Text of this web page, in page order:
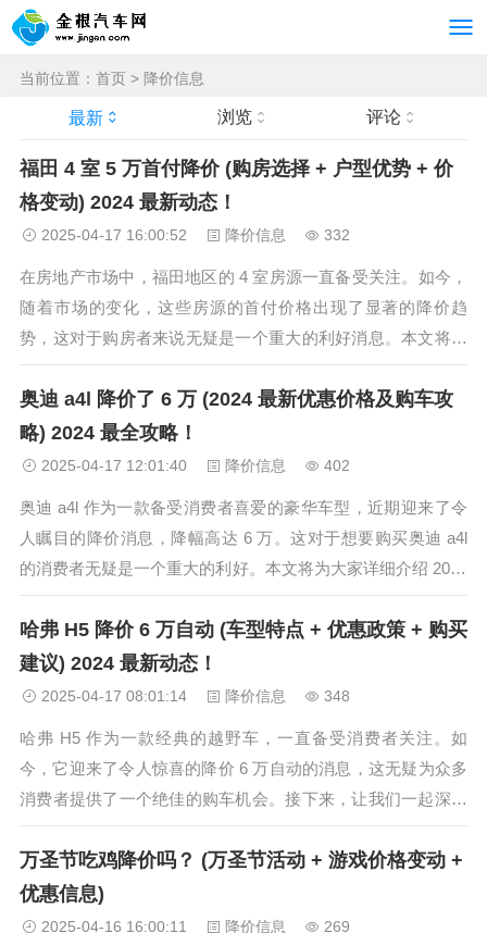
当前位置： 首页 > 降价信息
最新 浏览 评论
福田 4 室 5 万首付降价 (购房选择 + 户型优势 + 价
格变动) 2024 最新动态！
2025-04-17 16:00:52 降价信息 332
在房地产市场中，福田地区的 4 室房源一直备受关注。如今，
随着市场的变化，这些房源的首付价格出现了显著的降价趋
势，这对于购房者来说无疑是一个重大的利好消息。本文将深
入探讨福田 4 室 5 万首付降价的相关情况，包括购房选择、户
型优势以及价格变动等方面。 购房选择 福田作为深圳的核心
区域，拥有丰富的...
奥迪 a4l 降价了 6 万 (2024 最新优惠价格及购车攻
略) 2024 最全攻略！
2025-04-17 12:01:40 降价信息 402
奥迪 a4l 作为一款备受消费者喜爱的豪华车型，近期迎来了令
人瞩目的降价消息，降幅高达 6 万。这对于想要购买奥迪 a4l
的消费者无疑是一个重大的利好。本文将为大家详细介绍 2024
年奥迪 a4l 降价后的最新价格、购车攻略以及相关注意事项。
一、降价后的价格优势 降价 6 万后的奥迪 a4l...
哈弗 H5 降价 6 万自动 (车型特点 + 优惠政策 + 购买
建议) 2024 最新动态！
2025-04-17 08:01:14 降价信息 348
哈弗 H5 作为一款经典的越野车，一直备受消费者关注。如
今，它迎来了令人惊喜的降价 6 万自动的消息，这无疑为众多
消费者提供了一个绝佳的购车机会。接下来，让我们一起深入
了解这款车的相关信息吧。 车型特点 哈弗 H5 拥有硬朗的外观
设计，线条简洁流畅，车身结构坚固，具备出色的越野通过
性。其搭载的自动...
万圣节吃鸡降价吗？ (万圣节活动 + 游戏价格变动 +
优惠信息)
2025-04-16 16:00:11 降价信息 269